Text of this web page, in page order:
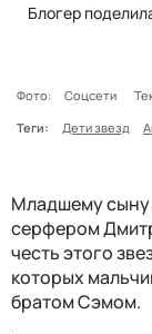
Блогер
Фото: Соцсети
Теги:
Дети звезд
Младшему сыну
серфером
честь этого
которых
братом Сэмом.